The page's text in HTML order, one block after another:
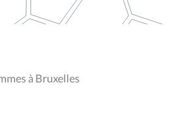
à Bruxelles